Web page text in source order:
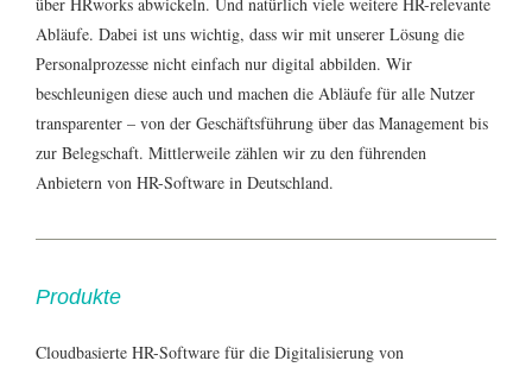
Abläufe. Dabei ist uns wichtig, dass wir mit unserer Lösung die
Personalprozesse nicht einfach nur digital abbilden. Wir
beschleunigen diese auch und machen die Abläufe für alle Nutzer
transparenter – von der Geschäftsführung über das Management bis
zur Belegschaft. Mittlerweile zählen wir zu den führenden
Anbietern von HR-Software in Deutschland.
Produkte
Cloudbasierte HR-Software für die Digitalisierung von